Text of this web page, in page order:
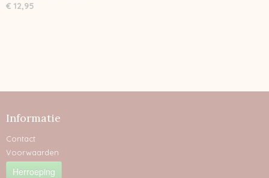
€ 12,95
Informatie
Contact
Voorwaarden
Herroeping